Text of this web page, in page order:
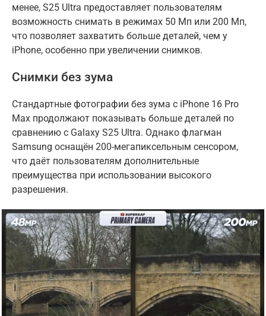
менее, S25 Ultra предоставляет пользователям
возможность снимать в режимах 50 Мп или 200 Мп,
что позволяет захватить больше деталей, чем у
iPhone, особенно при увеличении снимков.
Снимки без зума
Стандартные фотографии без зума с iPhone 16 Pro
Max продолжают показывать больше деталей по
сравнению с Galaxy S25 Ultra. Однако флагман
Samsung оснащён 200-мегапиксельным сенсором,
что даёт пользователям дополнительные
преимущества при использовании высокого
разрешения.